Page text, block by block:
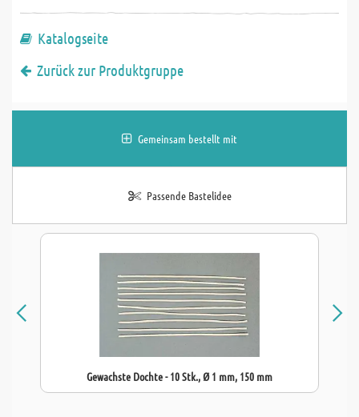
Katalogseite
Zurück zur Produktgruppe
Gemeinsam bestellt mit
Passende Bastelidee
Gewachste Dochte - 10 Stk., Ø 1 mm, 150 mm